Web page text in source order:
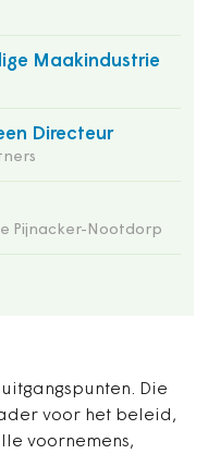
Maakindustrie
Directeur
Pijnacker-Nootdorp
Die
voor het beleid,
voornemens,